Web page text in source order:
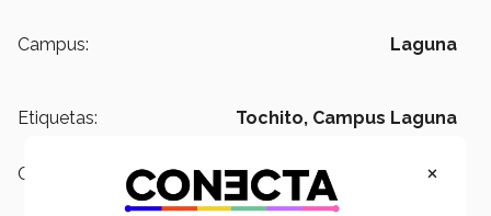
Campus: Laguna
Etiquetas: Tochito, Campus Laguna
Categoría: Deportes
×